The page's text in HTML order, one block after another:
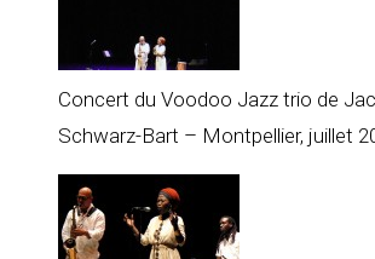
Concert du Voodoo Jazz trio de
Schwarz-Bart – Montpellier, juillet